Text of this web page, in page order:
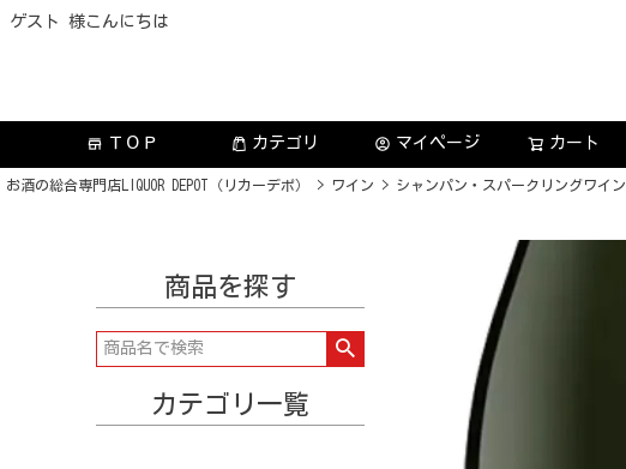
ゲスト 様こんにちは
store ＴＯＰ カテゴリ account_circle マイページ カート
お酒の総合専門店LIQUOR DEPOT（リカーデポ） ワイン シャンパン・スパークリングワイン
商品を探す
カテゴリ一覧